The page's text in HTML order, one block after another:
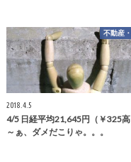
不動産
2018.4.5
4/5 日経平均21,645円（￥325
～ぁ、ダメだこりゃ。。。